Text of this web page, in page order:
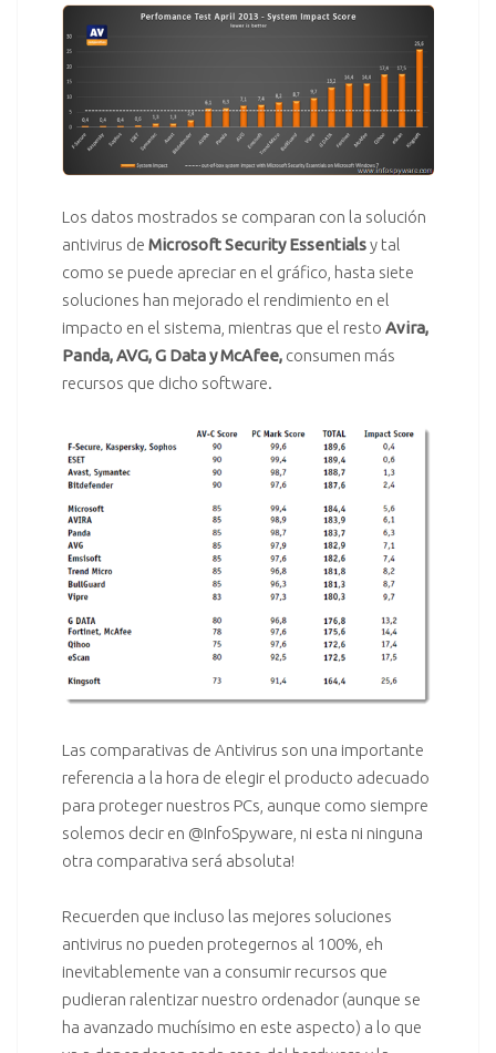
Los datos mostrados se comparan con la solución
antivirus de Microsoft Security Essentialsy tal
como se puede apreciar en el gráfico, hasta siete
soluciones han mejorado el rendimiento en el
impacto en el sistema, mientras que el resto Avira,
Panda,AVG, G Data y McAfee, consumen más
recursos que dicho software.
Las comparativas de Antivirus son una importante
referencia a la hora de elegir el producto adecuado
para proteger nuestros PCs, aunque como siempre
solemos decir en @InfoSpyware , ni esta ni ninguna
otra comparativa será absoluta!
Recuerden que incluso las mejores soluciones
antivirus no pueden protegernos al 100%, eh
inevitablemente van a consumir recursos que
pudieran ralentizar nuestro ordenador (aunque se
ha avanzado muchísimo en este aspecto) a lo que